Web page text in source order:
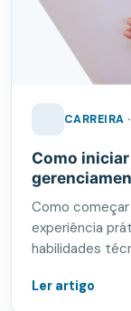
CARREIRA
Como
Como
experiência
habilidades
Ler artigo